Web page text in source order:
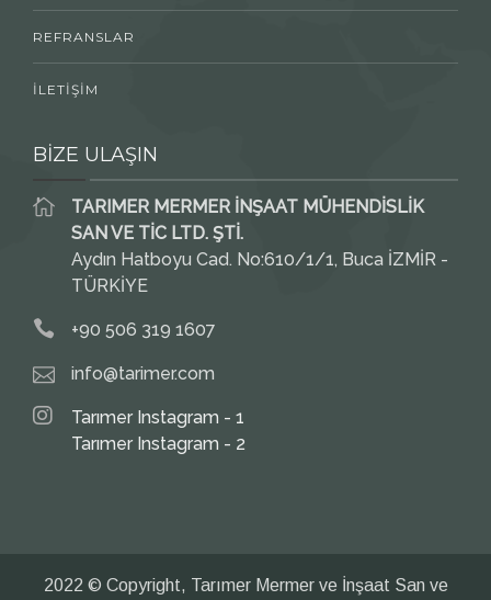
REFRANSLAR
İLETİŞİM
BİZE ULAŞIN
TARIMER MERMER İNŞAAT MÜHENDİSLİK
SAN VE TİC LTD. ŞTİ.
Aydın Hatboyu Cad. No:610/1/1, Buca İZMİR -
TÜRKİYE
+90 506 319 1607
info@tarimer.com
Tarımer Instagram - 1
Tarımer Instagram - 2
2022 © Copyright, Tarımer Mermer ve İnşaat San ve